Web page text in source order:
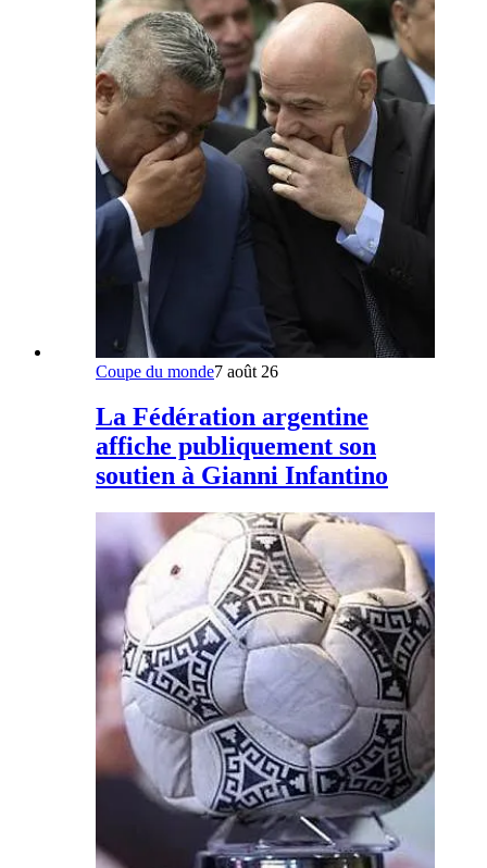
Coupe du monde7 août 26
La Fédération argentine
affiche publiquement son
soutien à Gianni Infantino